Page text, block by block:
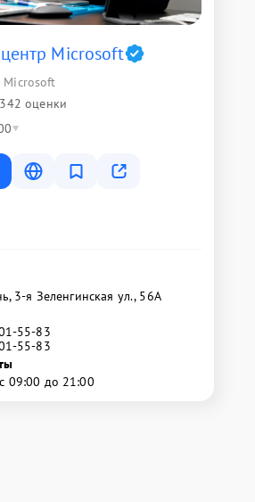
Microsoft
Microsoft
342 оценки
3-я Зеленгинская ул., 56А
55-83
55-83
09:00 до 21:00